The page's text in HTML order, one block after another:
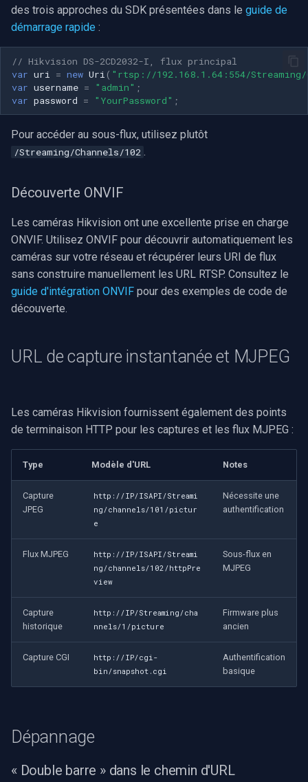
des trois approches du SDK présentées dans le guide de
démarrage rapide :
// Hikvision DS-2CD2032-I, flux principal
var uri = new Uri ( "rtsp://192.168.1.64:554/Streaming/
var username = "admin" ;
var password = "YourPassword" ;
Pour accéder au sous-flux, utilisez plutôt
/Streaming/Channels/102 .
Découverte ONVIF
Les caméras Hikvision ont une excellente prise en charge
ONVIF. Utilisez ONVIF pour découvrir automatiquement les
caméras sur votre réseau et récupérer leurs URI de flux
sans construire manuellement les URL RTSP. Consultez le
guide d'intégration ONVIF pour des exemples de code de
découverte.
URL de capture instantanée et MJPEG
Les caméras Hikvision fournissent également des points
de terminaison HTTP pour les captures et les flux MJPEG :
Type Modèle d'URL Notes
Capture
JPEG
http://IP/ISAPI/Streami
ng/channels/101/pictur
e
Nécessite une
authentification
Flux MJPEG
http://IP/ISAPI/Streami
ng/channels/102/httpPre
view
Sous-flux en
MJPEG
Capture
historique
http://IP/Streaming/cha
nnels/1/picture
Firmware plus
ancien
Capture CGI
http://IP/cgi-
bin/snapshot.cgi
Authentification
basique
Dépannage
« Double barre » dans le chemin d'URL